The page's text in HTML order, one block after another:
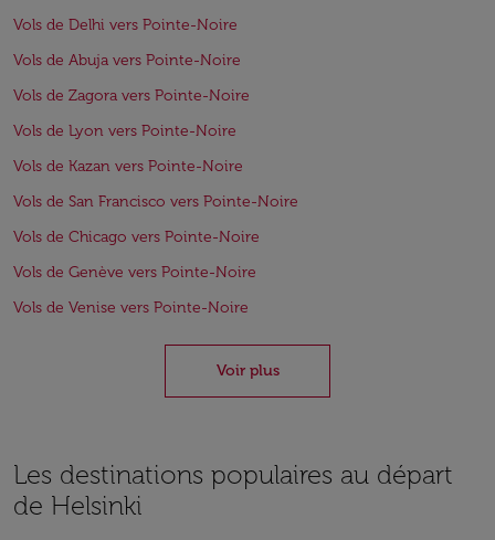
Vols de Delhi vers Pointe-Noire
Vols de Abuja vers Pointe-Noire
Vols de Zagora vers Pointe-Noire
Vols de Lyon vers Pointe-Noire
Vols de Kazan vers Pointe-Noire
Vols de San Francisco vers Pointe-Noire
Vols de Chicago vers Pointe-Noire
Vols de Genève vers Pointe-Noire
Vols de Venise vers Pointe-Noire
Voir plus
Les destinations populaires au départ
de Helsinki